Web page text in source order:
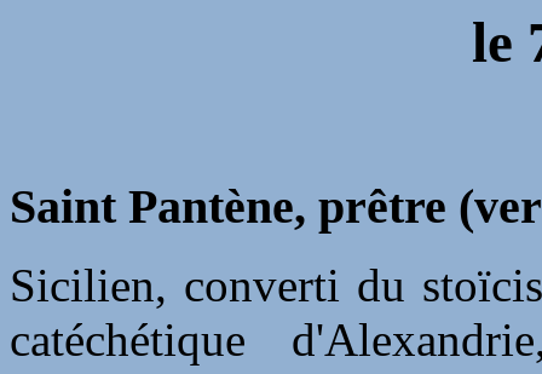
le
Saint Pantène, prêtre
Sicilien, converti du
catéchétique